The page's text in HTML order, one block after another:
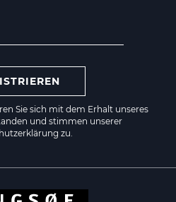
Sie sich mit dem Erhalt unseres
und stimmen unserer
zu.